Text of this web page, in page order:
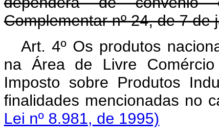
Complementar nº 24, de 7 de
Art. 4º Os produtos
na Área de Livre
Imposto sobre Produtos
finalidades mencionadas no
Lei nº 8.981, de 1995)